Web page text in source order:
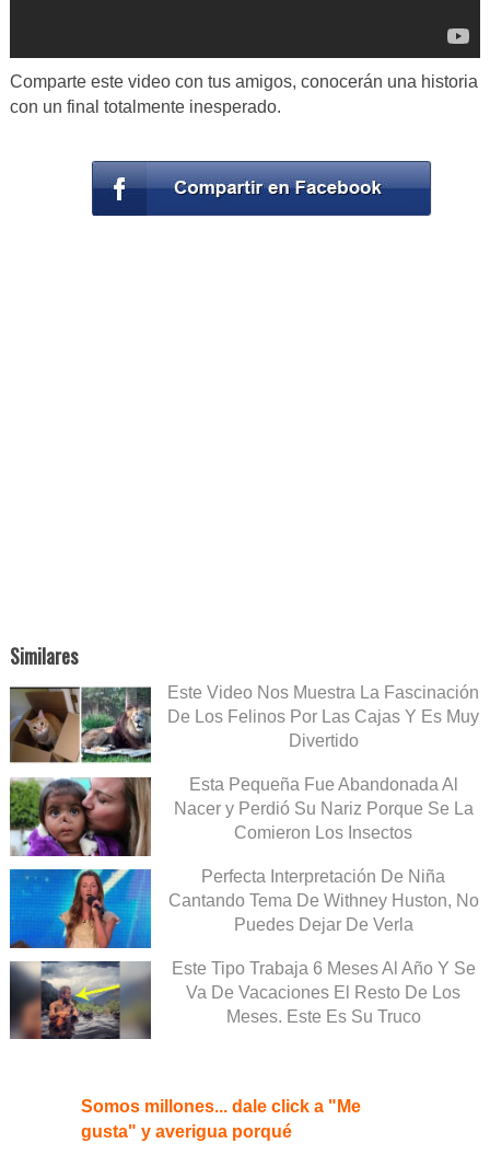
Comparte este video con tus amigos, conocerán una historia
con un final totalmente inesperado.
Similares
Este Video Nos Muestra La Fascinación
De Los Felinos Por Las Cajas Y Es Muy
Divertido
Esta Pequeña Fue Abandonada Al
Nacer y Perdió Su Nariz Porque Se La
Comieron Los Insectos
Perfecta Interpretación De Niña
Cantando Tema De Withney Huston, No
Puedes Dejar De Verla
Este Tipo Trabaja 6 Meses Al Año Y Se
Va De Vacaciones El Resto De Los
Meses. Este Es Su Truco
Somos millones... dale click a "Me
gusta" y averigua porqué